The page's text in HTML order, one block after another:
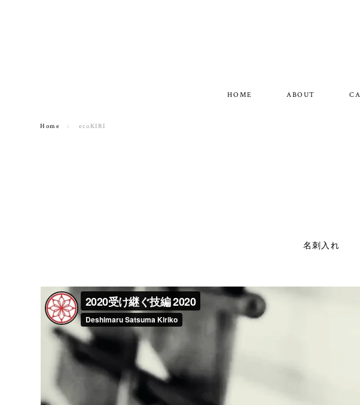
HOME ABOUT
Home ecoKIRI
名刺入れ